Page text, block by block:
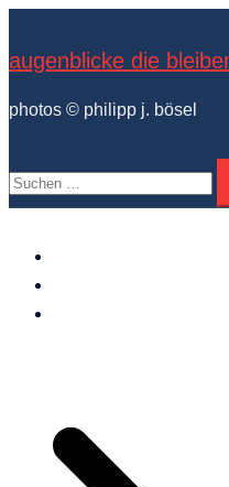
springen
augenblicke die
photos © philipp j. bösel
Suchen
nach: